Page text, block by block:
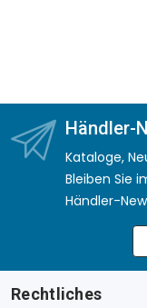
Händler-
Kataloge,
Bleiben Sie
Händler-
Rechtliches